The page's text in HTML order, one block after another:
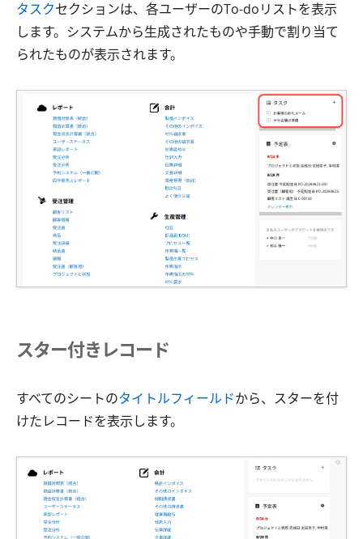
タスクセクションは、各ユーザーのTo-doリストを表示
します。システムから生成されたものや手動で割り当て
られたものが表示されます。
スター付きレコード
すべてのシートのタイトルフィールドから、スターを付
けたレコードを表示します。